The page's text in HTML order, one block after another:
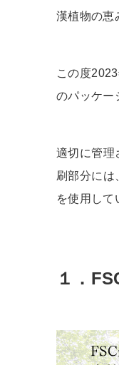
漢植物の恵
この度
のパッケー
適切に管理
刷部分には
を使用して
１．